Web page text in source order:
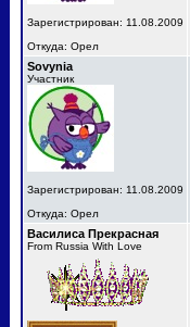
Зарегистрирован: 11.08.2009
Откуда: Орел
Sovynia
Участник
Зарегистрирован: 11.08.2009
Откуда: Орел
Василиса Прекрасная
From Russia With Love